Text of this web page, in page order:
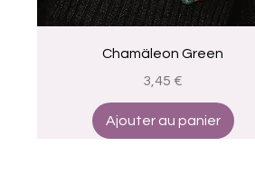
Aperçu rapide
Chamäleon Green
Prix
3,45 €
Ajouter au panier